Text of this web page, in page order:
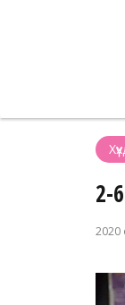
2-
2020